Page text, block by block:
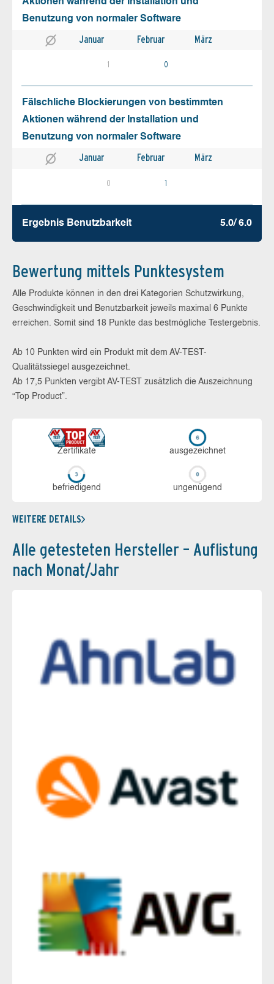
Benutzung von normaler Software
Januar Februar März
1 0
Fälschliche Blockierungen von bestimmten
Aktionen während der Installation und
Benutzung von normaler Software
Januar Februar März
0 1
Ergebnis Benutz­barkeit 5.0/ 6.0
Bewertung mittels Punktesystem
Alle Produkte können in den drei Kategorien Schutzwirkung,
Geschwindigkeit und Benutzbarkeit jeweils maximal 6 Punkte
erreichen. Somit sind 18 Punkte das bestmögliche Testergebnis.
Ab 10 Punkten wird ein Produkt mit dem AV-TEST-
Qualitätssiegel ausgezeichnet.
Ab 17,5 Punkten vergibt AV-TEST zusätzlich die Auszeichnung
“Top Product”.
Zerti­fikate aus­ge­zeich­net
be­frie­di­gend un­ge­nü­gend
WEITERE DETAILS
Alle getesteten Hersteller – Auflistung
nach Monat/Jahr